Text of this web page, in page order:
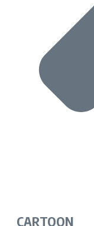
CARTOON